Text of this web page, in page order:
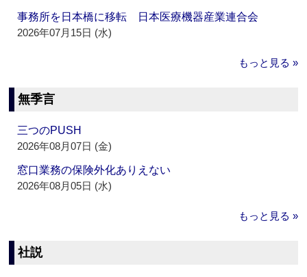
事務所を日本橋に移転 日本医療機器産業連合会
2026年07月15日 (水)
もっと見る »
無季言
三つのPUSH
2026年08月07日 (金)
窓口業務の保険外化ありえない
2026年08月05日 (水)
もっと見る »
社説